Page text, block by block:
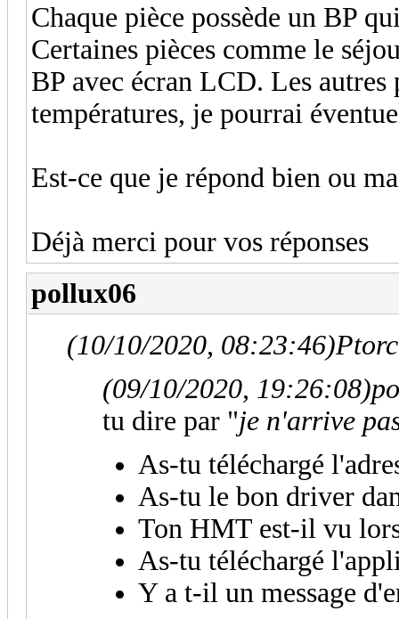
Chaque pièce possède un BP
Certaines pièces comme le
BP avec écran LCD. Les
températures, je pourrai
Est-ce que je répond bien ou
Déjà merci pour vos réponses
pollux06
(10/10/2020, 08:23:46)
(09/10/2020, 19:26:08)
tu dire par "je n'arrive
As-tu téléchargé
As-tu le bon driver
Ton HMT est-il vu
As-tu téléchargé
Y a t-il un message